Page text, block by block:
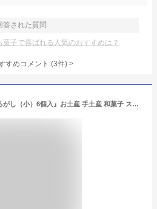
答された質問
子で喜ばれる人気のおすすめは？
すめコメント (3件) >
軽井沢銘菓『くるみころがし（小）6個入』お土産 手土産 和菓子 スイーツ お菓子 おやつ あんこ 小豆 あずき くるみ クルミ 粒あん お取り寄せ プレゼント お茶菓子 お茶うけ ティータイム 箱菓子【軽井沢ファーマーズギフト】